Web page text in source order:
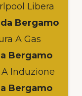
Libera
Bergamo
A Gas
Bergamo
Induzione
Bergamo